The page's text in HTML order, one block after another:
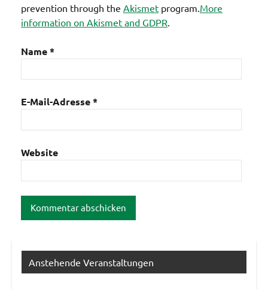
prevention through the Akismet program. More
information on Akismet and GDPR
Name*
E-Mail-Adresse*
Website
Anstehende Veranstaltungen